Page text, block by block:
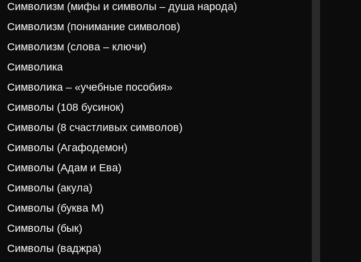
Символизм (мифы и символы – душа народа)
Символизм (понимание символов)
Символизм (слова – ключи)
Символика
Символика – «учебные пособия»
Символы (108 бусинок)
Символы (8 счастливых символов)
Символы (Агафодемон)
Символы (Адам и Ева)
Символы (акула)
Символы (буква М)
Символы (бык)
Символы (ваджра)